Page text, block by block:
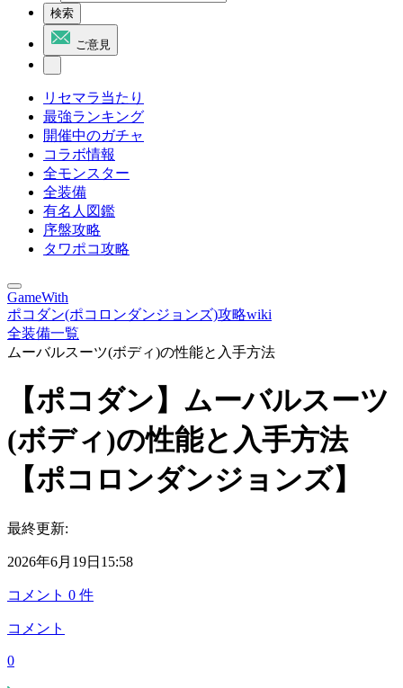
検索
ご意見
リセマラ当たり
最強ランキング
開催中のガチャ
コラボ情報
全モンスター
全装備
有名人図鑑
序盤攻略
タワポコ攻略
GameWith
ポコダン(ポコロンダンジョンズ)攻略wiki
全装備一覧
ムーバルスーツ(ボディ)の性能と入手方法
【ポコダン】ムーバルスーツ
(ボディ)の性能と入手方法
【ポコロンダンジョンズ】
最終更新:
2026年6月19日15:58
コメント 0 件
コメント
0